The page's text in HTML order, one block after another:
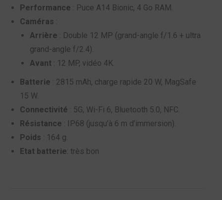
Performance : Puce A14 Bionic, 4 Go RAM.
Caméras :
Arrière : Double 12 MP (grand-angle f/1.6 + ultra
grand-angle f/2.4).
Avant : 12 MP, vidéo 4K.
Batterie : 2815 mAh, charge rapide 20 W, MagSafe
15 W.
Connectivité : 5G, Wi-Fi 6, Bluetooth 5.0, NFC.
Résistance : IP68 (jusqu’à 6 m d’immersion).
Poids : 164 g.
Etat batterie: très bon